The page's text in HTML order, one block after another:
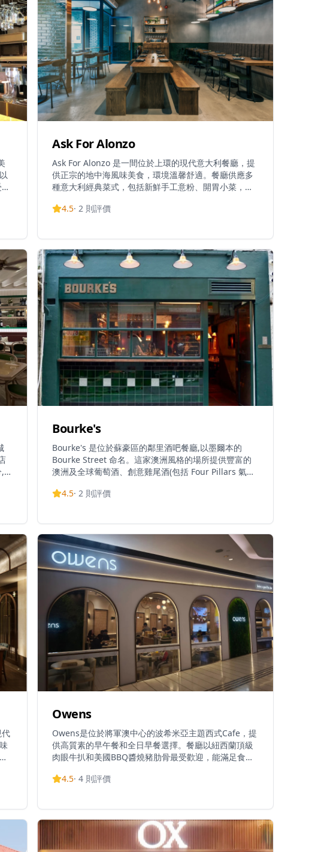
Ask For Alonzo
Ask For Alonzo 是一間位於上環的現代意大利餐廳，提
供正宗的地中海風味美食，環境溫馨舒適。餐廳供應多
種意大利經典菜式，包括新鮮手工意粉、開胃小菜，以
化，融入新鮮食材和創新烹飪理念。以提供超值餐飲而
負擔得起的高級餐飲體驗。餐廳在食物質量和服務方面
均獲得高評價，顧客特別讚賞其熱情周到的員工。休閒
而優雅的氛圍使其適合各種場合，從日常午餐到特別晚
餐。作為香港一家價格實惠的意大利餐廳連鎖的一部
分，Ask For Alonzo 已成為優質意大利美食的可靠目的
地。餐廳提供堂食、外賣和外送服務，讓顧客能以多種
方式享用其美味佳餚。憑藉優質食物、合理價格和卓越
服務的結合，Ask For Alonzo 代表了上環區性價比最高
的意大利餐飲體驗之一。
4.5· 2 則評價
們
迎
Bourke's
Bourke's 是位於蘇豪區的鄰里酒吧餐廳,以墨爾本的
Bourke Street 命名。這家澳洲風格的場所提供豐富的
澳洲及全球葡萄酒、創意雞尾酒(包括 Four Pillars 氣酒
的時尚小食。菜單包括雞肝醬、海鯛魚生、南澳藍青口
4.5·2 則評價
Owens
Owens是位於將軍澳中心的波希米亞主題西式Cafe，提
供高質素的早午餐和全日早餐選擇。餐廳以紐西蘭頂級
肉眼牛扒和美國BBQ醬燒豬肋骨最受歡迎，能滿足食肉
飯、意粉或薯菜），更奉送餐湯和飲品，性價比極高。
適合朋友聚餐或家庭週末用餐，享受悠閒的早午餐時
光。Owens不定期推出新口味甜品，以靈活的配搭選擇
照顧不同食客的喜好。
4.5·4 則評價